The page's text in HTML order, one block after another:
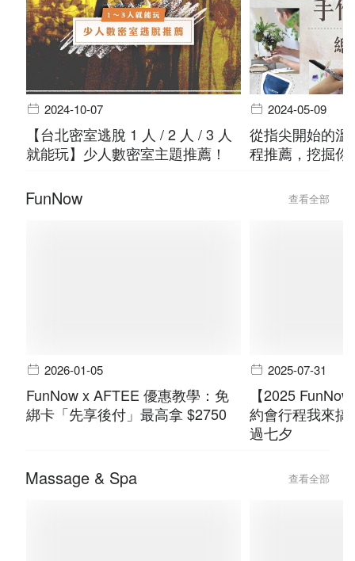
2024-10-07
【台北密室逃脫 1 人 / 2 人 / 3 人
就能玩】少人數密室主題推薦！
2024-05-09
從指尖開始的
程推薦，挖掘
FunNow 查看全部
2026-01-05
FunNow x AFTEE 優惠教學：免
綁卡「先享後付」最高拿 $2750
2025-07-31
【2025
約會行程我來
過七夕
Massage & Spa 查看全部